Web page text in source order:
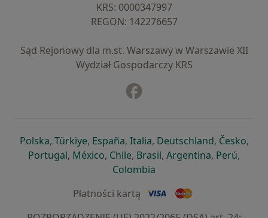
KRS: ⁠0000347997
REGON: ⁠142276657
Sąd Rejonowy dla m.st. Warszawy w Warszawie XII
Wydział Gospodarczy KRS
Polskaotwiera się w nowej karcie
, Türkiyeotwiera się w nowej karcie
, Españaotwiera się w nowej karcie
, Italiaotwiera się w nowej
, Deutschlandotwiera się
, Česko,
Portugalotwiera się w nowej karcie
, Méxicootwiera się w nowej karcie
, Chileotwiera się w nowej karcie
, Brasilotwiera się w nowej
, Argentinaotwiera się
, Perú,
Colombia
Płatności kartą